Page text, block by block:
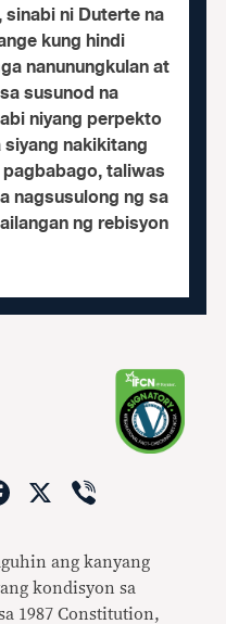
ni Duterte na
kung hindi
nanunungkulan at
susunod na
niyang perpekto
nakikitang
taliwas
nagsusulong ng sa
ng rebisyon
Facebook
X
ang kanyang
kondisyon sa
1987 Constitution,